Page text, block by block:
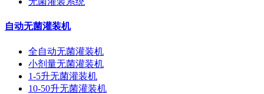
自动无菌灌装机
全自动无菌灌装机
小剂量无菌灌装机
1-5升无菌灌装机
10-50升无菌灌装机